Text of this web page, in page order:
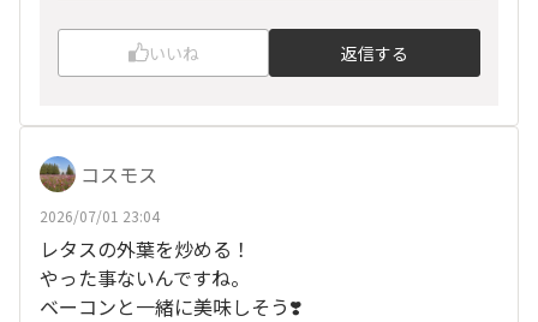
いいね 返信する
コスモス
2026/07/01 23:04
レタスの外葉を炒める！
やった事ないんですね。
ベーコンと一緒に美味しそう❣️